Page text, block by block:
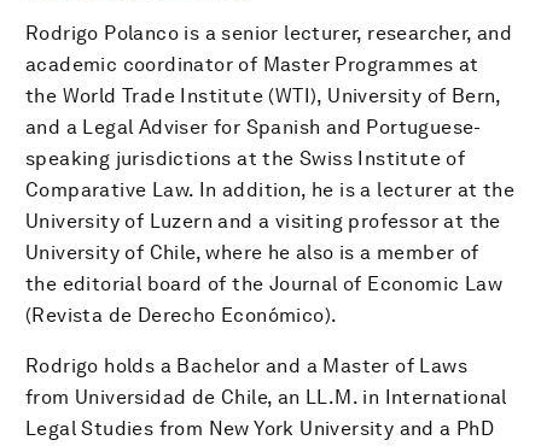
Rodrigo Polanco is a senior lecturer, researcher, and
academic coordinator of Master Programmes at
the World Trade Institute (WTI), University of Bern,
and a Legal Adviser for Spanish and Portuguese-
speaking jurisdictions at the Swiss Institute of
Comparative Law. In addition, he is a lecturer at the
University of Luzern and a visiting professor at the
University of Chile, where he also is a member of
the editorial board of the Journal of Economic Law
(Revista de Derecho Económico).
Rodrigo holds a Bachelor and a Master of Laws
from Universidad de Chile, an LL.M. in International
Legal Studies from New York University and a PhD